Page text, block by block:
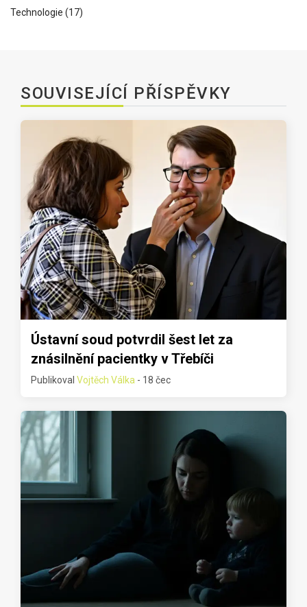
Technologie (17)
SOUVISEJÍCÍ PŘÍSPĚVKY
Ústavní soud potvrdil šest let za
znásilnění pacientky v Třebíči
Publikoval Vojtěch Válka - 18 čec